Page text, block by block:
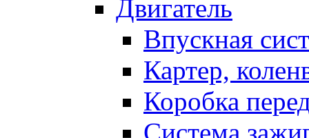
Двигатель
Впускная
Картер,
Коробка
Система